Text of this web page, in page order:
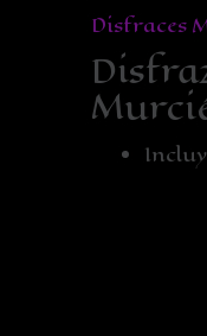
Disfraces